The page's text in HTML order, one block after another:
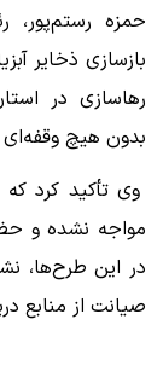
حمزه
بازسازی ذخایر
رهاسازی در
بدون هیچ
وی تأکید کرد که
مواجه نشده و
در این طرح‌ها،
صیانت از منابع